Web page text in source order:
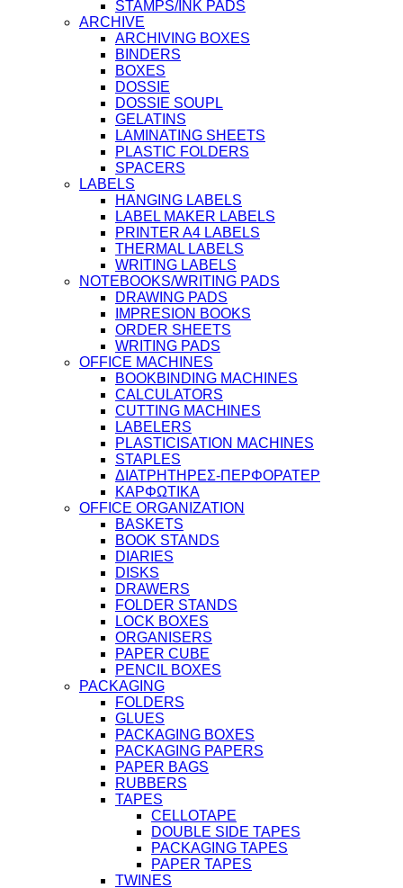
STAMPS/INK PADS
ARCHIVE
ARCHIVING BOXES
BINDERS
BOXES
DOSSIE
DOSSIE SOUPL
GELATINS
LAMINATING SHEETS
PLASTIC FOLDERS
SPACERS
LABELS
HANGING LABELS
LABEL MAKER LABELS
PRINTER A4 LABELS
THERMAL LABELS
WRITING LABELS
NOTEBOOKS/WRITING PADS
DRAWING PADS
IMPRESION BOOKS
ORDER SHEETS
WRITING PADS
OFFICE MACHINES
BOOKBINDING MACHINES
CALCULATORS
CUTTING MACHINES
LABELERS
PLASTICISATION MACHINES
STAPLES
ΔΙΑΤΡΗΤΗΡΕΣ-ΠΕΡΦΟΡΑΤΕΡ
ΚΑΡΦΩΤΙΚΑ
OFFICE ORGANIZATION
BASKETS
BOOK STANDS
DIARIES
DISKS
DRAWERS
FOLDER STANDS
LOCK BOXES
ORGANISERS
PAPER CUBE
PENCIL BOXES
PACKAGING
FOLDERS
GLUES
PACKAGING BOXES
PACKAGING PAPERS
PAPER BAGS
RUBBERS
TAPES
CELLOTAPE
DOUBLE SIDE TAPES
PACKAGING TAPES
PAPER TAPES
TWINES